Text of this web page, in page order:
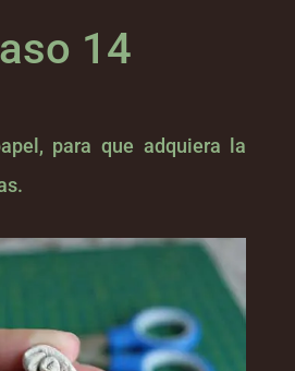
14
para que adquiera la